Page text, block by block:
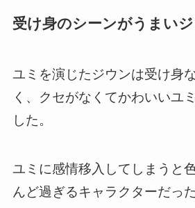
受け身のシーンがうまい
ユミを演じたジウンは受け身
く、クセがなくてかわいいユ
した。
ユミに感情移入してしまうと
んど過ぎるキャラクターだっ